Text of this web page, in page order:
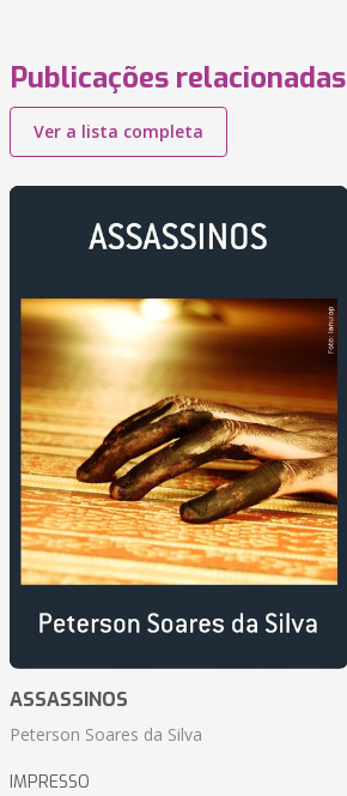
Publicações relacionadas
Ver a lista completa
ASSASSINOS
Peterson Soares da Silva
IMPRESSO